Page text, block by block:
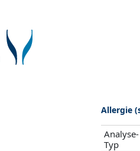
Allergie
Analyse-
Typ